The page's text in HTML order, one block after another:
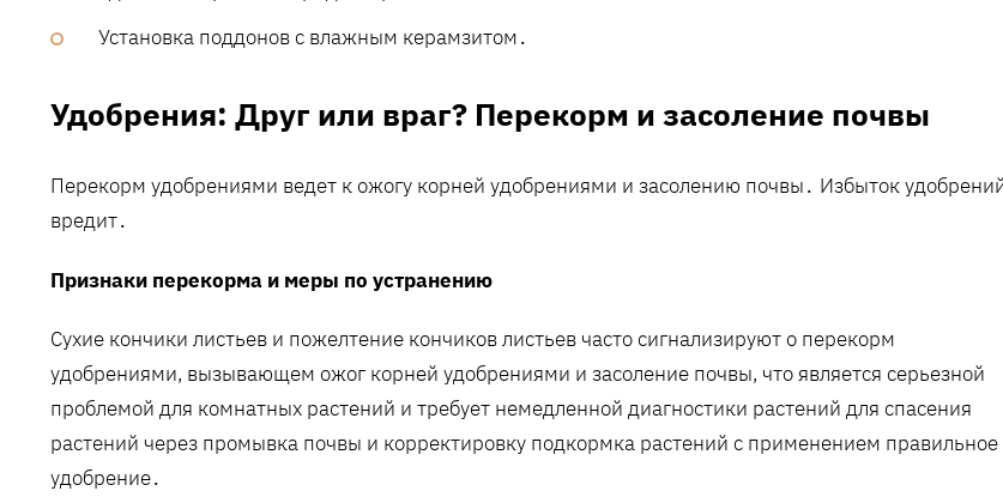
Установка поддонов с влажным керамзитом․
Удобрения: Друг или враг? Перекорм и засоление почвы
Перекорм удобрениями ведет к ожогу корней удобрениями и засолению почвы․ Избыток
вредит․
Признаки перекорма и меры по устранению
Сухие кончики листьев и пожелтение кончиков листьев часто сигнализируют о перекорм
удобрениями, вызывающем ожог корней удобрениями и засоление почвы, что является серьезной
проблемой для комнатных растений и требует немедленной диагностики растений для спасения
растений через промывка почвы и корректировку подкормка растений с применением правильное
удобрение․